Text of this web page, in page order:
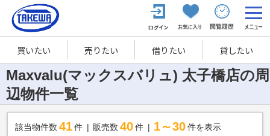
買いたい 売りたい 借りたい 貸したい
Maxvalu(マックスバリュ) 太子橋店の周
辺物件一覧
該当物件数 41件 販売数 40 件 1～30 件を表示